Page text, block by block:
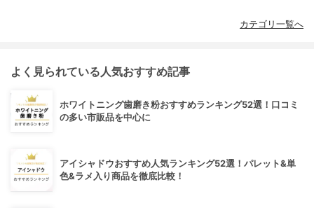
カテゴリ一覧へ
よく見られている人気おすすめ記事
ホワイトニング歯磨き粉おすすめランキング52選！口コミ
の多い市販品を中心に
アイシャドウおすすめ人気ランキング52選！パレット&単
色&ラメ入り商品を徹底比較！